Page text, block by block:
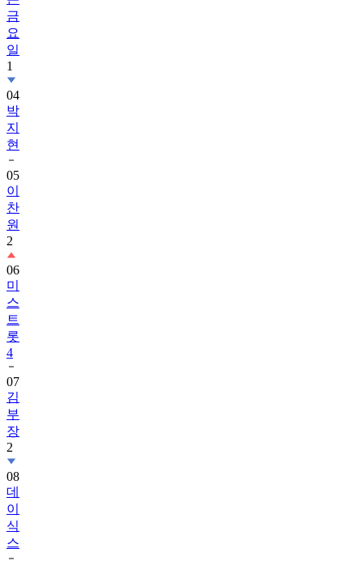
금
요
일
1
04
박
지
현
05
이
찬
원
2
06
미
스
트
롯
4
07
김
부
장
2
08
데
이
식
스